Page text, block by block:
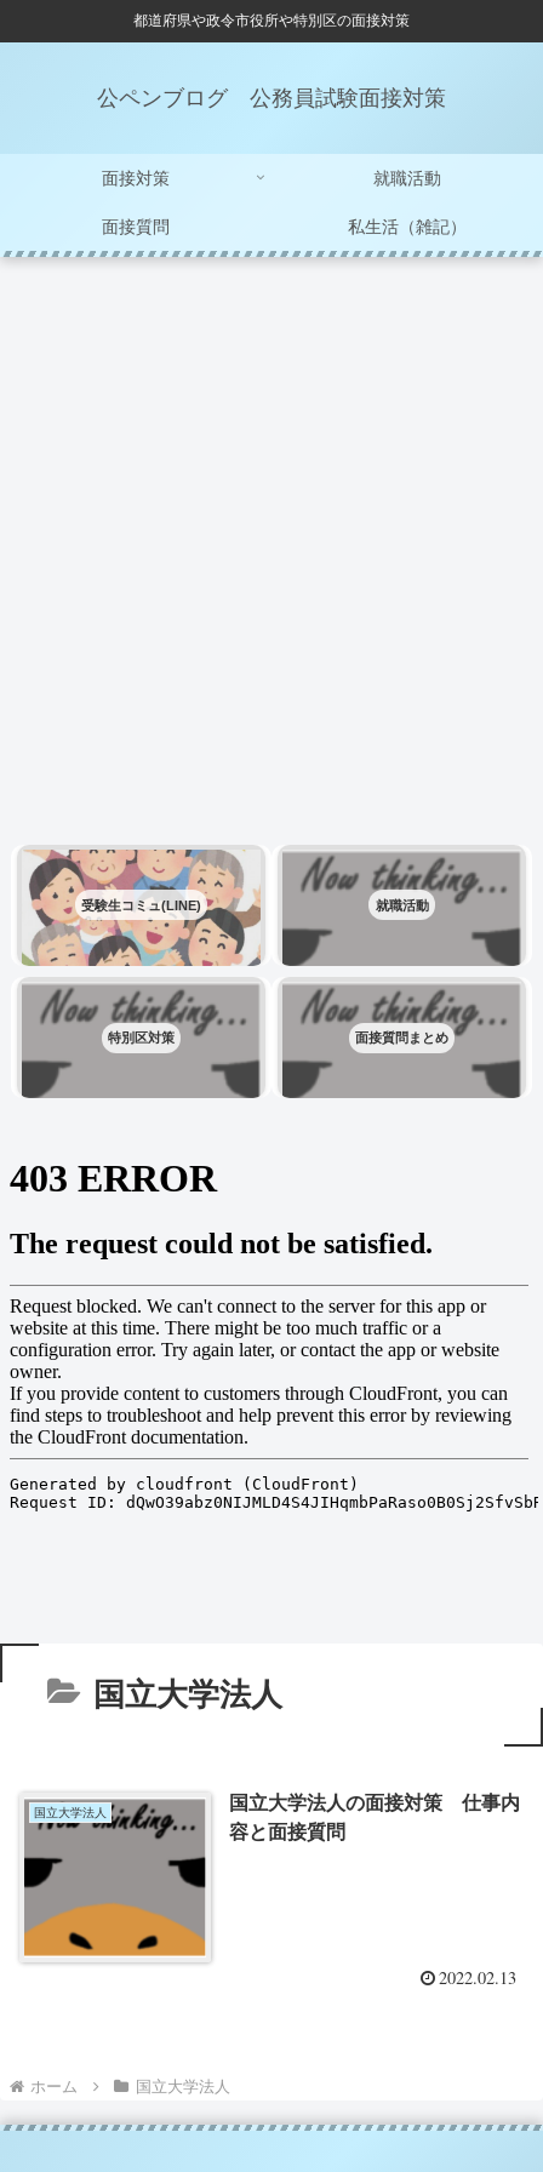
都道府県や政令市役所や特別区の面接対策
公ペンブログ 公務員試験面接対策
面接対策 就職活動
面接質問 私生活（雑記）
受験生コミュ(LINE) 就職活動
特別区対策 面接質問まとめ
国立大学法人
国立大学法人
国立大学法人の面接対策 仕事内
容と面接質問
2022.02.13
ホーム 国立大学法人